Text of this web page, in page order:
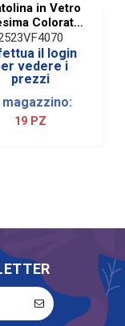
in Vetro
Colorata
Rosario e box
il login
vedere i
prezzi
magazzino:
19 PZ